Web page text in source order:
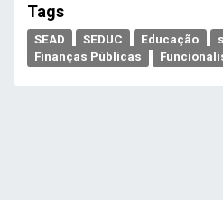
Tags
SEAD SEDUC Educação
Finanças Públicas